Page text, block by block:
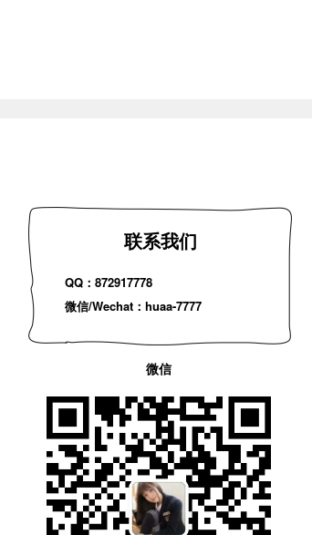
联系我们
QQ：872917778
微信/Wechat：huaa-7777
微信